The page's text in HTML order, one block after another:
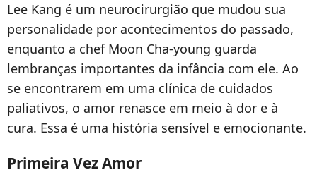
Lee Kang é um neurocirurgião que mudou sua
personalidade por acontecimentos do passado,
enquanto a chef Moon Cha-young guarda
lembranças importantes da infância com ele. Ao
se encontrarem em uma clínica de cuidados
paliativos, o amor renasce em meio à dor e à
cura. Essa é uma história sensível e emocionante.
Primeira Vez Amor